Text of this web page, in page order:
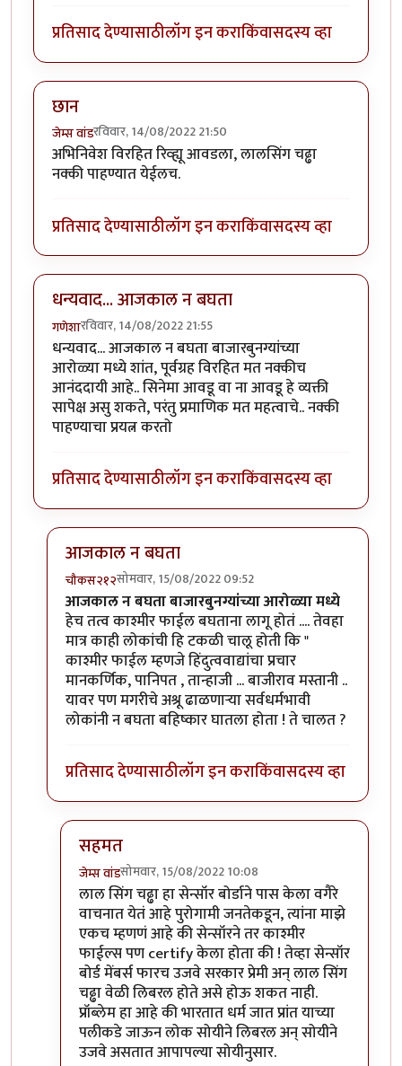
प्रतिसाद देण्यासाठीलॉग इन कराकिंवासदस्य व्हा
छान
जेम्स वांडरविवार, 14/08/2022 21:50
अभिनिवेश विरहित रिव्ह्यू आवडला, लालसिंग चढ्ढा
नक्की पाहण्यात येईलच.
प्रतिसाद देण्यासाठीलॉग इन कराकिंवासदस्य व्हा
धन्यवाद... आजकाल न बघता
गणेशारविवार, 14/08/2022 21:55
धन्यवाद... आजकाल न बघता बाजारबुनग्यांच्या
आरोळ्या मध्ये शांत, पूर्वग्रह विरहित मत नक्कीच
आनंददायी आहे.. सिनेमा आवडू वा ना आवडू हे व्यक्ती
सापेक्ष असु शकते, परंतु प्रमाणिक मत महत्वाचे.. नक्की
पाहण्याचा प्रयत्न करतो
प्रतिसाद देण्यासाठीलॉग इन कराकिंवासदस्य व्हा
आजकाल न बघता
चौकस२१२सोमवार, 15/08/2022 09:52
In reply toधन्यवाद... आजकाल न बघताbyगणेशा
आजकाल न बघता बाजारबुनग्यांच्या आरोळ्या मध्ये
हेच तत्व काश्मीर फाईल बघताना लागू होतं .... तेवहा
मात्र काही लोकांची हि टकळी चालू होती कि "
काश्मीर फाईल म्हणजे हिंदुत्ववाद्यांचा प्रचार
मानकर्णिक, पानिपत , तान्हाजी ... बाजीराव मस्तानी ..
यावर पण मगरीचे अश्रू ढाळणाऱ्या सर्वधर्मभावी
लोकांनी न बघता बहिष्कार घातला होता ! ते चालत ?
प्रतिसाद देण्यासाठीलॉग इन कराकिंवासदस्य व्हा
सहमत
जेम्स वांडसोमवार, 15/08/2022 10:08
In reply toआजकाल न बघताbyचौकस२१२
लाल सिंग चढ्ढा हा सेन्सॉर बोर्डाने पास केला वगैरे
वाचनात येतं आहे पुरोगामी जनतेकडून, त्यांना माझे
एकच म्हणणं आहे की सेन्सॉरने तर काश्मीर
फाईल्स पण certify केला होता की ! तेव्हा सेन्सॉर
बोर्ड मेंबर्स फारच उजवे सरकार प्रेमी अन् लाल सिंग
चढ्ढा वेळी लिबरल होते असे होऊ शकत नाही.
प्रॉब्लेम हा आहे की भारतात धर्म जात प्रांत याच्या
पलीकडे जाऊन लोक सोयीने लिबरल अन् सोयीने
उजवे असतात आपापल्या सोयीनुसार.